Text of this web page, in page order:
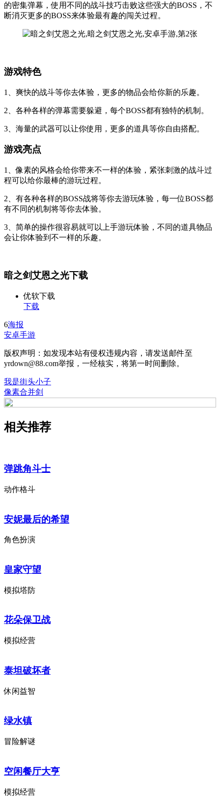
的密集弹幕，使用不同的战斗技巧击败这些强大的BOSS，不
断消灭更多的BOSS来体验最有趣的闯关过程。
游戏特色
1、爽快的战斗等你去体验，更多的物品会给你新的乐趣。
2、各种各样的弹幕需要躲避，每个BOSS都有独特的机制。
3、海量的武器可以让你使用，更多的道具等你自由搭配。
游戏亮点
1、像素的风格会给你带来不一样的体验，紧张刺激的战斗过
程可以给你最棒的游玩过程。
2、有各种各样的BOSS战将等你去游玩体验，每一位BOSS都
有不同的机制将等你去体验。
3、简单的操作很容易就可以上手游玩体验，不同的道具物品
会让你体验到不一样的乐趣。
暗之剑艾恩之光下载
优软下载
下载
6海报
安卓手游
版权声明：如发现本站有侵权违规内容，请发送邮件至
yrdown@88.com举报，一经核实，将第一时间删除。
我是街头小子
像素合并剑
相关推荐
弹跳角斗士
动作格斗
安妮最后的希望
角色扮演
皇家守望
模拟塔防
花朵保卫战
模拟经营
泰坦破坏者
休闲益智
绿水镇
冒险解谜
空闲餐厅大亨
模拟经营